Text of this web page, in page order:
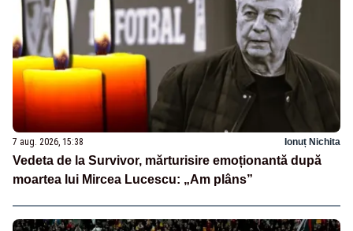
7 aug. 2026, 15:38 Ionuț Nichita
Vedeta de la Survivor, mărturisire emoționantă după
moartea lui Mircea Lucescu: „Am plâns”